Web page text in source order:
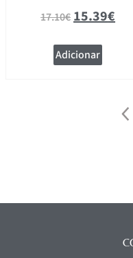
17.10€15.39€
Adicionar